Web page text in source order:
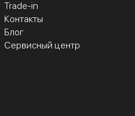
Trade-in
Контакты
Блог
Сервисный центр